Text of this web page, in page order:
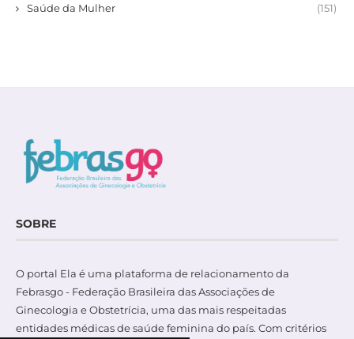
Saúde da Mulher (151)
SOBRE
O portal Ela é uma plataforma de relacionamento da
Febrasgo - Federação Brasileira das Associações de
Ginecologia e Obstetrícia, uma das mais respeitadas
entidades médicas de saúde feminina do país. Com critérios